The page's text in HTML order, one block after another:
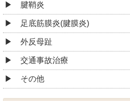
腱鞘炎
足底筋膜炎(腱膜炎)
外反母趾
交通事故治療
その他